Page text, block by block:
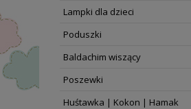
Lampki dla dzieci
Poduszki
Baldachim wiszący
Poszewki
Huśtawka | Kokon | Hamak